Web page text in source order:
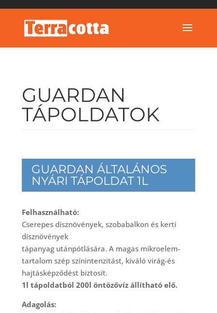
GUARDAN
TÁPOLDATOK
GUARDAN ÁLTALÁNOS
NYÁRI TÁPOLDAT 1L
Felhasználható:
Cserepes dísznövények, szobabalkon és kerti
dísznövények
tápanyag utánpótlására. A magas mikroelem-
tartalom szép színintenzitást, kiváló virág-és
hajtásképződést biztosít.
1l tápoldatból 200l öntözővíz állítható elő.
Adagolás: